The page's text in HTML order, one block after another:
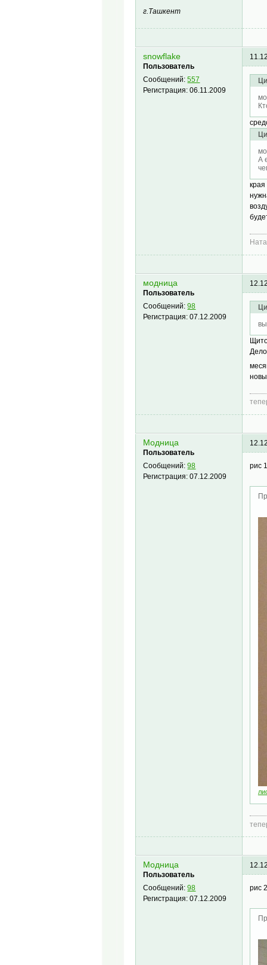
г.Ташкент
snowflake
Пользователь
Сообщений:557
Регистрация:06.11.2009
А
края
модница
Пользователь
Сообщений:98
Регистрация:07.12.2009
Модница
Пользователь
Сообщений:98
Регистрация:07.12.2009
рис
Модница
Пользователь
Сообщений:98
Регистрация:07.12.2009
рис